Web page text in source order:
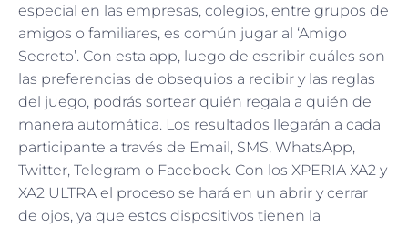
especial en las empresas, colegios, entre grupos de
amigos o familiares, es común jugar al ‘Amigo
Secreto’. Con esta app, luego de escribir cuáles son
las preferencias de obsequios a recibir y las reglas
del juego, podrás sortear quién regala a quién de
manera automática. Los resultados llegarán a cada
participante a través de Email, SMS, WhatsApp,
Twitter, Telegram o Facebook. Con los XPERIA XA2 y
XA2 ULTRA el proceso se hará en un abrir y cerrar
de ojos, ya que estos dispositivos tienen la